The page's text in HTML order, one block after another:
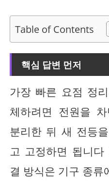
Table of Contents
핵심 답변 먼저
가장 빠른 요점 정
체하려면 전원을
분리한 뒤 새 전등
고 고정하면 됩니
결 방식은 기구 종류